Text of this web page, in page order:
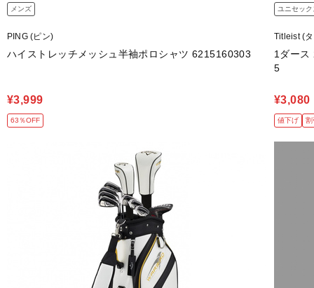
メンズ
PING (ピン)
ハイストレッチメッシュ半袖ポロシャツ 6215160303
¥3,999
63％OFF
ユニセック
Titleist (
1ダース
5
¥3,080
値下げ 割